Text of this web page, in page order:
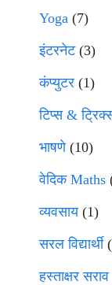
Yoga (7)
इंटरनेट(3)
कंप्युटर (1)
टिप्स &
भाषणे(10)
वेदिक Maths
व्यवसाय(1)
सरल विद्यार्थी
हस्ताक्षर सराव